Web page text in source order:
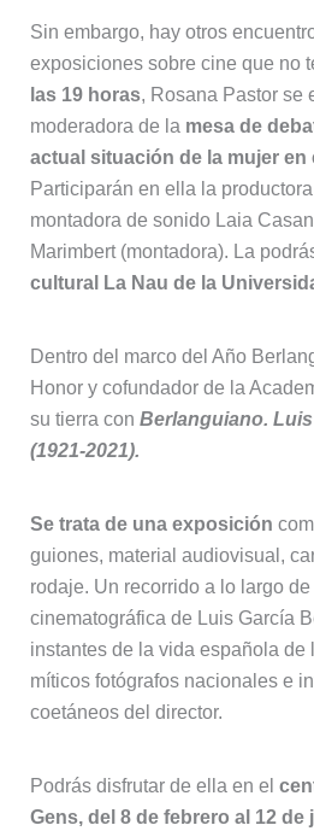
Sin embargo, hay otros
exposiciones sobre cine que no
las 19 horas, Rosana Pastor se
moderadora de la mesa de
actual situación de la mujer en
Participarán en ella la
montadora de sonido Laia
Marimbert (montadora). La
cultural La Nau de la
Dentro del marco del Año
Honor y cofundador de la
su tierra con Berlanguiano.
(1921-2021).
Se trata de una exposición
guiones, material audiovisual,
rodaje. Un recorrido a lo largo
cinematográfica de Luis García
instantes de la vida española de
míticos fotógrafos nacionales e
coetáneos del director.
Podrás disfrutar de ella en el
Gens, del 8 de febrero al 12 de